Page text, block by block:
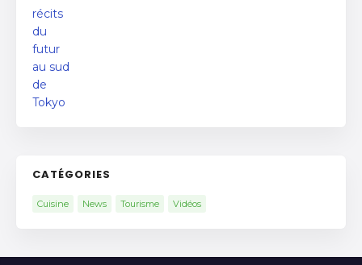
CATÉGORIES
Cuisine News Tourisme Vidéos